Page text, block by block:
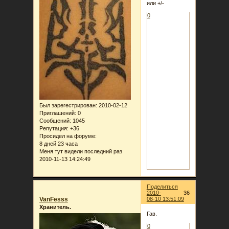
Был зарегестрирован: 2010-02-12
Приглашений: 0
Сообщений: 1045
Репутация: +36
Просидел на форуме:
8 дней 23 часа
Меня тут видели последний раз
2010-11-13 14:24:49
или +/-
0
Поделиться
36
2010-
08-10 13:51:09
VanFesss
Хранитель.
Гав.
0